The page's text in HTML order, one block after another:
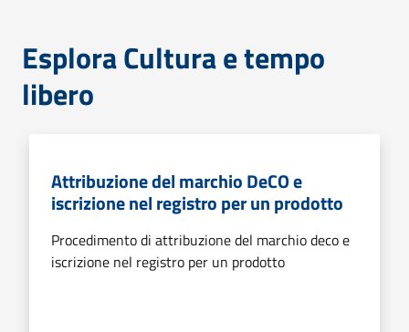
Esplora Cultura e tempo
libero
Attribuzione del marchio DeCO e
iscrizione nel registro per un prodotto
Procedimento di attribuzione del marchio deco e
iscrizione nel registro per un prodotto